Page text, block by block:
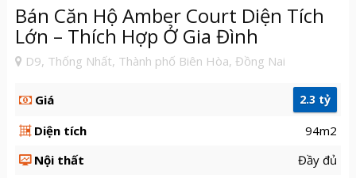
Bán Căn Hộ Amber Court Diện Tích
Lớn – Thích Hợp Ở Gia Đình
D9, Thống Nhất, Thành phố Biên Hòa, Đồng Nai
Giá 2.3 tỷ
Diện tích
94m2
Nội thất
Đầy đủ